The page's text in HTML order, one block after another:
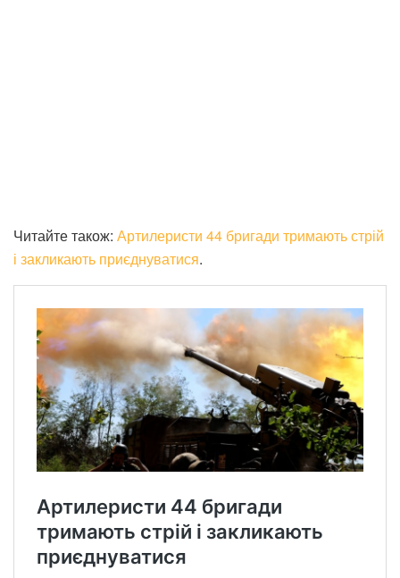
Читайте також: Артилеристи 44 бригади тримають стрій
і закликають приєднуватися.